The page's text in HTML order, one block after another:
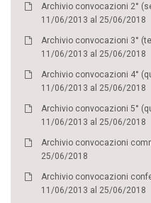
Archivio convocazioni 2°
11/06/2013 al 25/06/2018
Archivio convocazioni 3°
11/06/2013 al 25/06/2018
Archivio convocazioni 4°
11/06/2013 al 25/06/2018
Archivio convocazioni 5°
11/06/2013 al 25/06/2018
Archivio convocazioni
25/06/2018
Archivio convocazioni
11/06/2013 al 25/06/2018